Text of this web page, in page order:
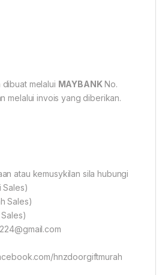
melalui MAYBANKNo.
melalui invois yang diberikan.
atau kemusykilan sila hubungi
Sales)
Sales)
hnzdoorgiftmurah